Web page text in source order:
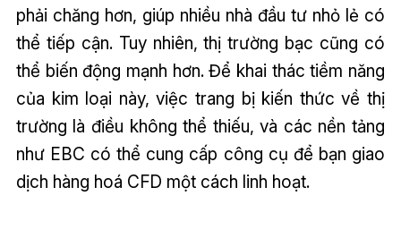
phải chăng hơn, giúp nhiều nhà đầu tư nhỏ lẻ có
thể tiếp cận. Tuy nhiên, thị trường bạc cũng có
thể biến động mạnh hơn. Để khai thác tiềm năng
của kim loại này, việc trang bị kiến thức về thị
trường là điều không thể thiếu, và các nền tảng
như EBC có thể cung cấp công cụ để bạn giao
dịch hàng hoá CFD một cách linh hoạt.